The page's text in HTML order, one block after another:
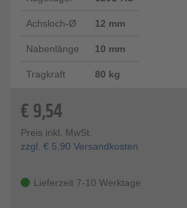
Achsloch-Ø 12 mm
Nabenlänge 10 mm
Tragkraft 80 kg
€9,54
Preis inkl. MwSt.
zzgl. € 5,90 Versandkosten
Lieferzeit 7-10 Werktage